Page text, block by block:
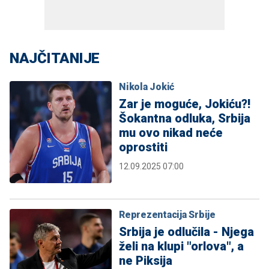
NAJČITANIJE
Nikola Jokić
Zar je moguće, Jokiću?!
Šokantna odluka, Srbija
mu ovo nikad neće
oprostiti
12.09.2025 07:00
Reprezentacija Srbije
Srbija je odlučila - Njega
želi na klupi "orlova", a
ne Piksija